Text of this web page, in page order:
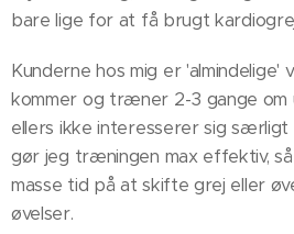
bare lige for at få brugt
Kunderne hos mig er 'almindelige'
kommer og træner 2-3 gange om
ellers ikke interesserer sig
gør jeg træningen max effektiv,
masse tid på at skifte grej eller
øvelser.